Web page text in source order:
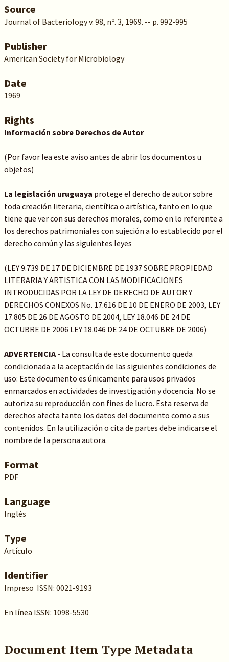
Source
Journal of Bacteriology v. 98, nº. 3, 1969. -- p. 992-995
Publisher
American Society for Microbiology
Date
1969
Rights
Información sobre Derechos de Autor
(Por favor lea este aviso antes de abrir los documentos u
objetos)
La legislación uruguaya protege el derecho de autor sobre
toda creación literaria, científica o artística, tanto en lo que
tiene que ver con sus derechos morales, como en lo referente a
los derechos patrimoniales con sujeción a lo establecido por el
derecho común y las siguientes leyes
(LEY 9.739 DE 17 DE DICIEMBRE DE 1937 SOBRE PROPIEDAD
LITERARIA Y ARTISTICA CON LAS MODIFICACIONES
INTRODUCIDAS POR LA LEY DE DERECHO DE AUTOR Y
DERECHOS CONEXOS No. 17.616 DE 10 DE ENERO DE 2003, LEY
17.805 DE 26 DE AGOSTO DE 2004, LEY 18.046 DE 24 DE
OCTUBRE DE 2006 LEY 18.046 DE 24 DE OCTUBRE DE 2006)
ADVERTENCIA - La consulta de este documento queda
condicionada a la aceptación de las siguientes condiciones de
uso: Este documento es únicamente para usos privados
enmarcados en actividades de investigación y docencia. No se
autoriza su reproducción con fines de lucro. Esta reserva de
derechos afecta tanto los datos del documento como a sus
contenidos. En la utilización o cita de partes debe indicarse el
nombre de la persona autora.
Format
PDF
Language
Inglés
Type
Artículo
Identifier
Impreso ISSN: 0021-9193
En línea ISSN: 1098-5530
Document Item Type Metadata